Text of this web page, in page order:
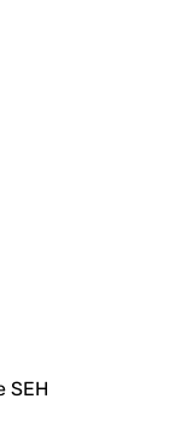
SEH